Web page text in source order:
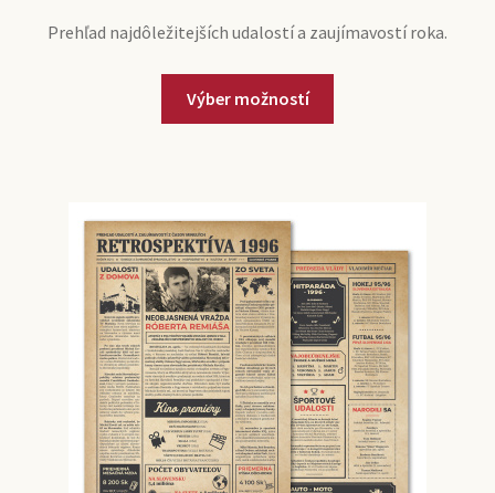
Prehľad najdôležitejších udalostí a zaujímavostí roka.
Výber možností